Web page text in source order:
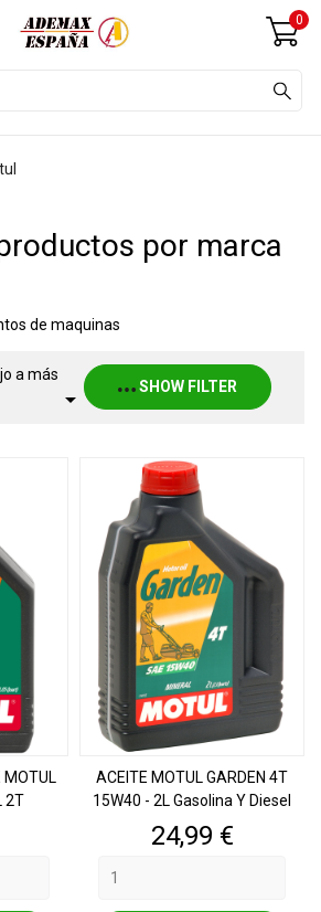
0
por marca
de maquinas
a más
 SHOW FILTER
MOTUL
2T
ACEITE MOTUL GARDEN 4T
15W40 - 2L Gasolina Y Diesel
Precio
24,99 €